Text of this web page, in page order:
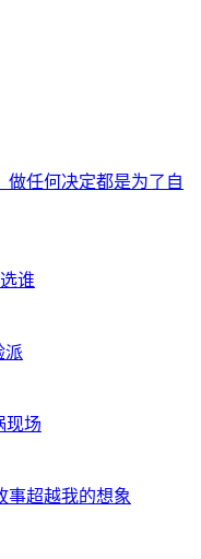
做任何决定都是为了自
谁
派
现场
事超越我的想象